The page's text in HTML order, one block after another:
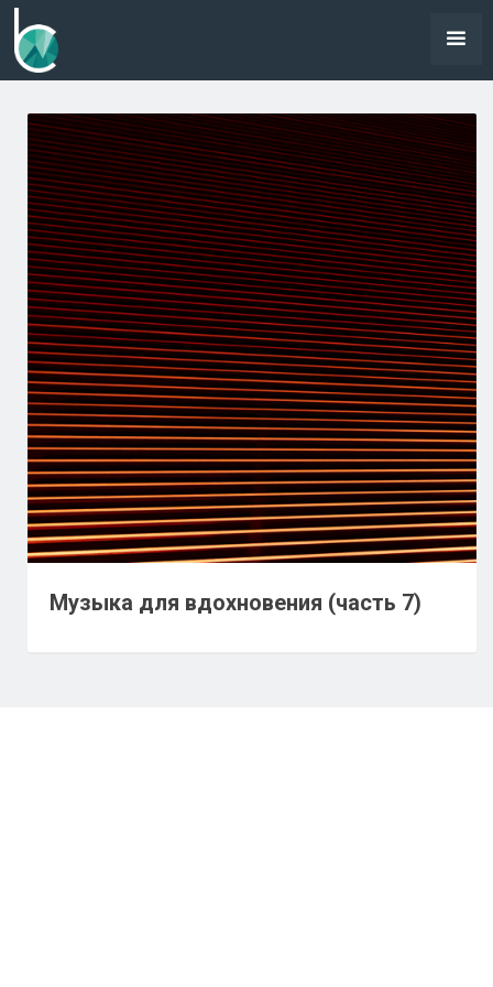
Музыка для вдохновения (часть 7)